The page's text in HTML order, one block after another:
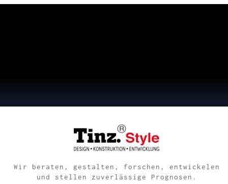
Wir beraten, gestalten, forschen, entwickelen
und stellen zuverlässige Prognosen.